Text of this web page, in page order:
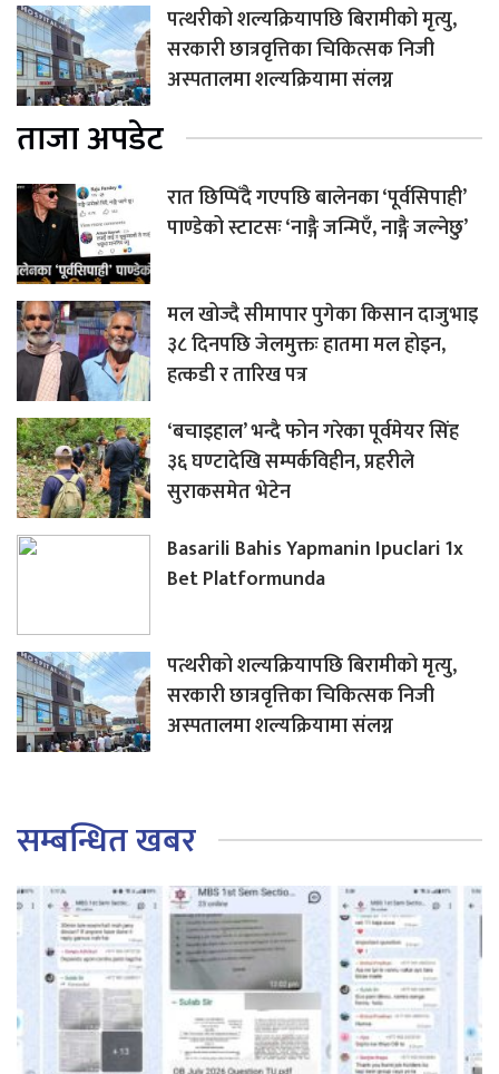
पत्थरीको शल्यक्रियापछि बिरामीको मृत्यु,
सरकारी छात्रवृत्तिका चिकित्सक निजी
अस्पतालमा शल्यक्रियामा संलग्न
ताजा अपडेट
रात छिप्पिँदै गएपछि बालेनका ‘पूर्वसिपाही’
पाण्डेको स्टाटसः ‘नाङ्गै जन्मिएँ, नाङ्गै जल्नेछु’
मल खोज्दै सीमापार पुगेका किसान दाजुभाइ
३८ दिनपछि जेलमुक्तः हातमा मल होइन,
हत्कडी र तारिख पत्र
‘बचाइहाल’ भन्दै फोन गरेका पूर्वमेयर सिंह
३६ घण्टादेखि सम्पर्कविहीन, प्रहरीले
सुराकसमेत भेटेन
Basarili Bahis Yapmanin Ipuclari 1x
Bet Platformunda
पत्थरीको शल्यक्रियापछि बिरामीको मृत्यु,
सरकारी छात्रवृत्तिका चिकित्सक निजी
अस्पतालमा शल्यक्रियामा संलग्न
सम्बन्धित खबर